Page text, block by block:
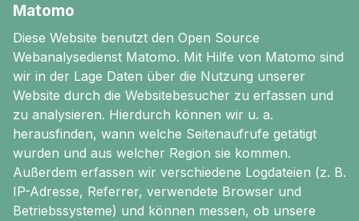
Matomo
Diese Website benutzt den Open Source
Webanalysedienst Matomo. Mit Hilfe von Matomo sind
wir in der Lage Daten über die Nutzung unserer
Website durch die Websitebesucher zu erfassen und
zu analysieren. Hierdurch können wir u. a.
herausfinden, wann welche Seitenaufrufe getätigt
wurden und aus welcher Region sie kommen.
Außerdem erfassen wir verschiedene Logdateien (z. B.
IP-Adresse, Referrer, verwendete Browser und
Betriebssysteme) und können messen, ob unsere